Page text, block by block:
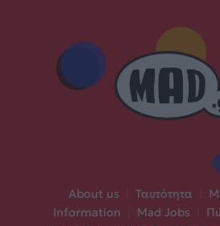
About us Ταυτότητα
Information
Mad Jobs